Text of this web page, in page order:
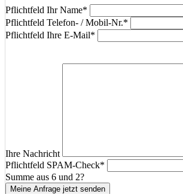
Pflichtfeld Ihr Name*
Pflichtfeld Telefon- / Mobil-Nr.*
Pflichtfeld Ihre E-Mail*
Ihre Nachricht
Pflichtfeld SPAM-Check*
Summe aus 6 und 2?
Meine Anfrage jetzt senden